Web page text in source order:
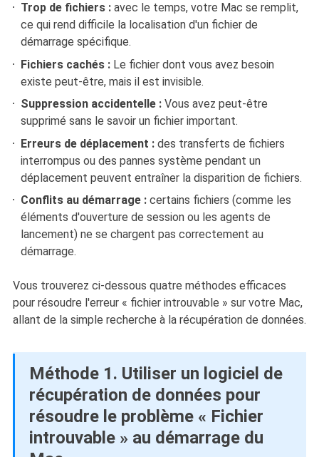
Trop de fichiers : avec le temps, votre Mac se remplit,
ce qui rend difficile la localisation d'un fichier de
démarrage spécifique.
Fichiers cachés : Le fichier dont vous avez besoin
existe peut-être, mais il est invisible.
Suppression accidentelle : Vous avez peut-être
supprimé sans le savoir un fichier important.
Erreurs de déplacement : des transferts de fichiers
interrompus ou des pannes système pendant un
déplacement peuvent entraîner la disparition de fichiers.
Conflits au démarrage : certains fichiers (comme les
éléments d'ouverture de session ou les agents de
lancement) ne se chargent pas correctement au
démarrage.
Vous trouverez ci-dessous quatre méthodes efficaces
pour résoudre l'erreur « fichier introuvable » sur votre Mac,
allant de la simple recherche à la récupération de données.
Méthode 1. Utiliser un logiciel de
récupération de données pour
résoudre le problème « Fichier
introuvable » au démarrage du